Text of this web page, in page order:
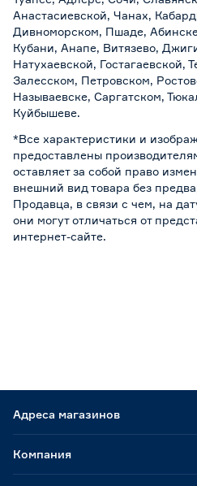
Анастасиевской, Чанах,
Дивноморском, Пшаде,
Кубани, Анапе, Витязево,
Натухаевской, Гостагаевской,
Залесском, Петровском,
Называевске, Саргатском,
Куйбышеве.
*Все характеристики и
предоставлены
оставляет за собой право
внешний вид товара без
Продавца, в связи с чем, на
они могут отличаться от
интернет-сайте.
Адреса магазинов
Компания